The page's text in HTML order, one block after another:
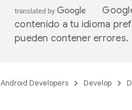
contenido a tu idioma
pueden contener errores.
Android Developers Develop